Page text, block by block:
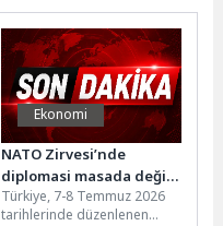
hesaplarına 5 bin Türk lirası
bayram ikramiyesi...
Ekonomi
NATO Zirvesi’nde
diplomasi masada değil,
sofrada da kuruldu!
Türkiye, 7-8 Temmuz 2026
tarihlerinde düzenlenen